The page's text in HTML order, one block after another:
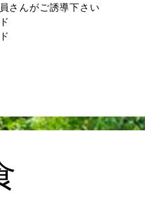
んがご誘導下さい